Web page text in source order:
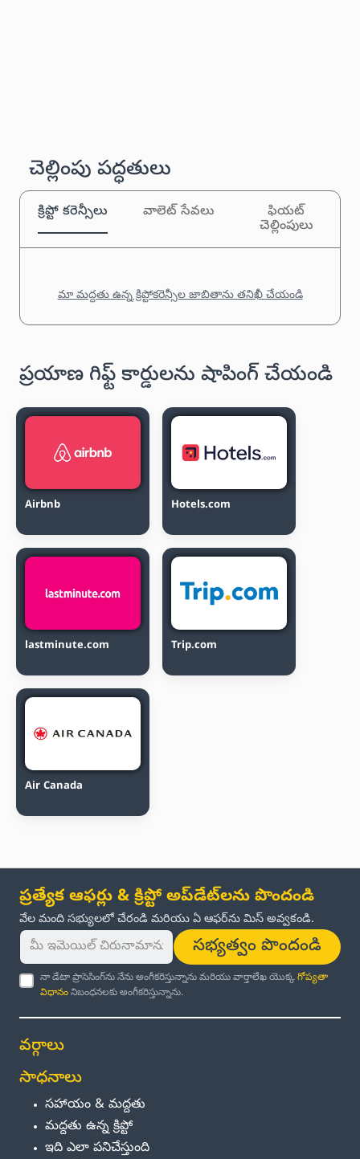
చెల్లింపు పద్ధతులు
క్రిప్టో కరెన్సీలు వాలెట్ సేవలు
ఫియట్
చెల్లింపులు
మా మద్దతు ఉన్న క్రిప్టోకరెన్సీల జాబితాను తనిఖీ చేయండి
ప్రయాణ గిఫ్ట్ కార్డులను షాపింగ్ చేయండి
Airbnb Hotels.com
lastminute.com Trip.com
Air Canada
ప్రత్యేక ఆఫర్లు & క్రిప్టో అప్‌డేట్‌లను పొందండి
వేల మంది సభ్యులలో చేరండి మరియు ఏ ఆఫర్‌ను మిస్ అవ్వకండి.
సభ్యత్వం పొందండి
నా డేటా ప్రాసెసింగ్‌ను నేను అంగీకరిస్తున్నాను మరియు వార్తాలేఖ యొక్కగోప్యతా
విధానంనిబంధనలకు అంగీకరిస్తున్నాను.
వర్గాలు
సాధనాలు
సహాయం & మద్దతు
మద్దతు ఉన్న క్రిప్టో
ఇది ఎలా పనిచేస్తుంది